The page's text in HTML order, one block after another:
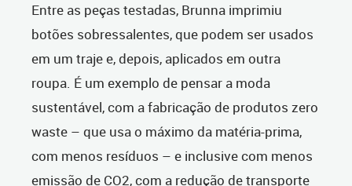
Entre as peças testadas, Brunna imprimiu
botões sobressalentes, que podem ser usados
em um traje e, depois, aplicados em outra
roupa. É um exemplo de pensar a moda
sustentável, com a fabricação de produtos zero
waste – que usa o máximo da matéria-prima,
com menos resíduos – e inclusive com menos
emissão de CO2, com a redução de transporte